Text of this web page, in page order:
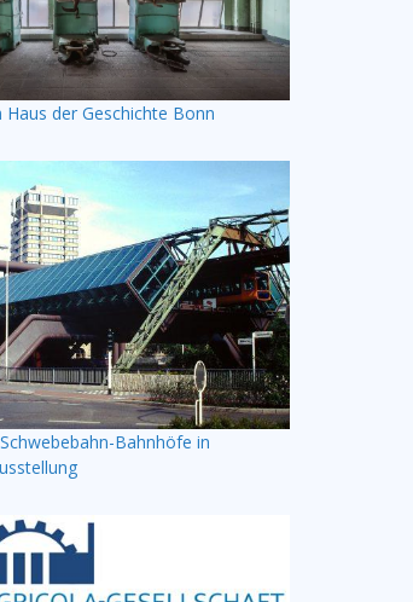
Haus der Geschichte Bonn
Bahnhöfe in